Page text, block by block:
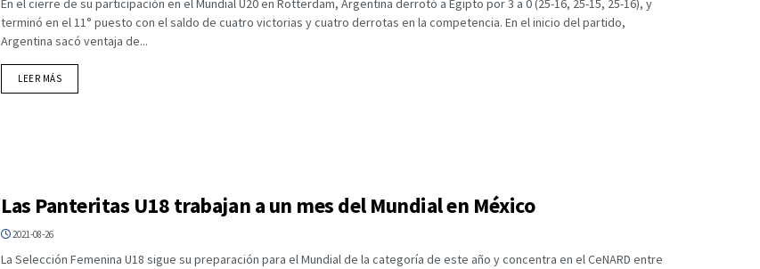
En el cierre de su participación en el Mundial U20 en Rotterdam, Argentina derrotó a Egipto por 3 a 0 (25-16, 25-15, 25-16), y
terminó en el 11° puesto con el saldo de cuatro victorias y cuatro derrotas en la competencia. En el inicio del partido,
Argentina sacó ventaja de...
LEER MÁSDETAILS
Las Panteritas U18 trabajan a un mes del Mundial en México
2021-08-26
La Selección Femenina U18 sigue su preparación para el Mundial de la categoría de este año y concentra en el CeNARD entre